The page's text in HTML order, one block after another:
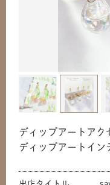
ディップアートアク
ディップアートイン